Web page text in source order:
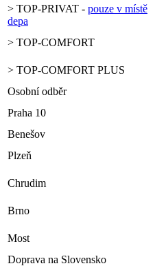
> TOP-PRIVAT - pouze v místě
depa
> TOP-COMFORT
> TOP-COMFORT PLUS
Osobní odběr
Praha 10
Benešov
Plzeň
Chrudim
Brno
Most
Doprava na Slovensko